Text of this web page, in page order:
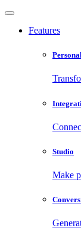
Features
Studio
Make